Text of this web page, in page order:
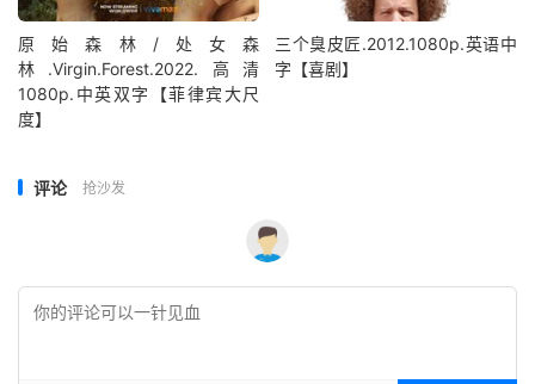
原始森林/处女森
林.Virgin.Forest.2022.高清
1080p.中英双字【菲律宾大尺
度】
三个臭皮匠.2012.1080p.英语中
字【喜剧】
评论 抢沙发